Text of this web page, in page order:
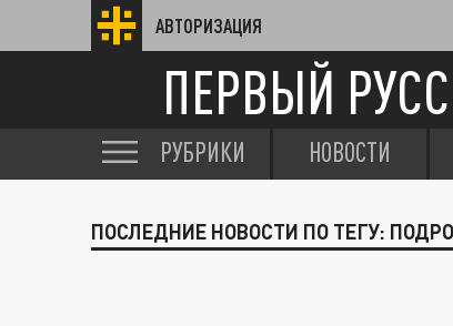
АВТОРИЗАЦИЯ
ПЕРВЫЙ
РУБРИКИ НОВОСТИ
ПОСЛЕДНИЕ НОВОСТИ ПО ТЕГУ: